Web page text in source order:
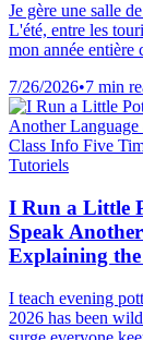
Je gère une salle
L'été, entre les
mon année entière
7/26/2026•7 min
Tutoriels
I Run a Little
Speak
Explaining the
I teach evening
2026 has been